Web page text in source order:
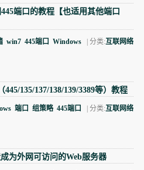
端口的教程【也适用其他端口
win7 445端口 Windows | 分类:互联网络
135/137/138/139/3389等）教程
端口 组策略 445端口 | 分类:互联网络
为外网可访问的Web服务器